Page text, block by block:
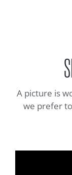
A picture is
we prefer